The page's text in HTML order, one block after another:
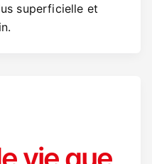
superficielle et